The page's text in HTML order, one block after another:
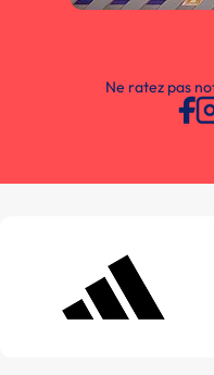
Ne ratez pas